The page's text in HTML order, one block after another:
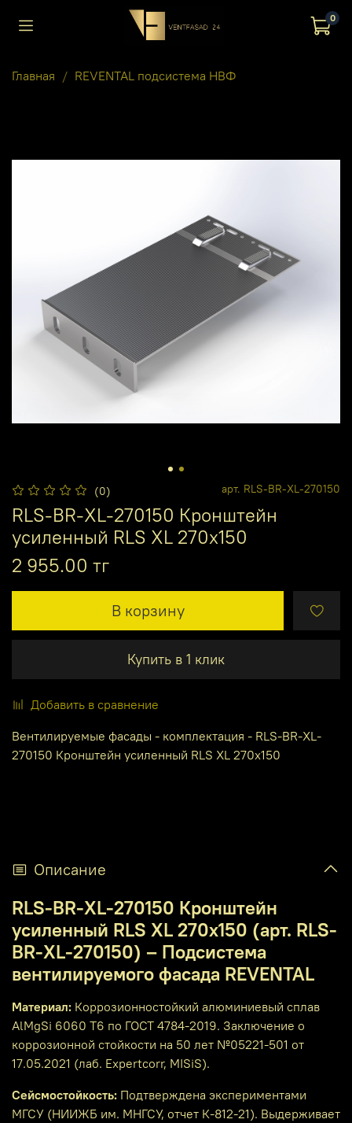
0
Главная REVENTAL подсистема НВФ
(0) арт. RLS-BR-XL-270150
RLS-BR-XL-270150 Кронштейн
усиленный RLS XL 270x150
2 955.00 тг
В корзину
Купить в 1 клик
Добавить в сравнение
Вентилируемые фасады - комплектация - RLS-BR-XL-
270150 Кронштейн усиленный RLS XL 270x150
Описание
RLS-BR-XL-270150 Кронштейн
усиленный RLS XL 270x150 (арт. RLS-
BR-XL-270150) – Подсистема
вентилируемого фасада REVENTAL
Материал: Коррозионностойкий алюминиевый сплав
AlMgSi 6060 T6 по ГОСТ 4784-2019. Заключение о
коррозионной стойкости на 50 лет №05221-501 от
17.05.2021 (лаб. Expertcorr, MISiS).
Сейсмостойкость: Подтверждена экспериментами
МГСУ (НИИЖБ им. МНГСУ, отчет К-812-21). Выдерживает